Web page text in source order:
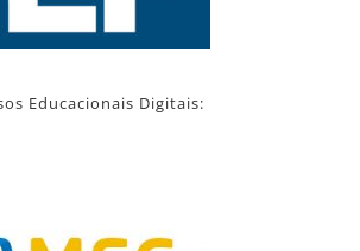
Educacionais Digitais: